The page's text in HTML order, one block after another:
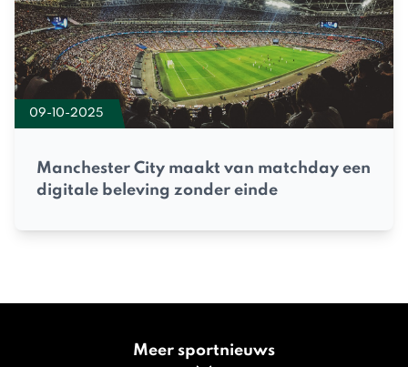
09-10-2025
Manchester City maakt van matchday een
digitale beleving zonder einde
Meer sportnieuws